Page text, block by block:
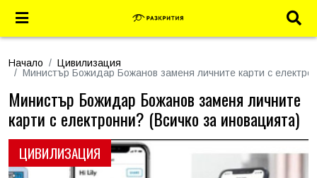
Начало
Цивилизация
Министър Божидар Божанов заменя личните карти с
ЦИВИЛИЗАЦИЯ
Министър Божидар Божанов заменя личните
карти с електронни? (Всичко за иновацията)